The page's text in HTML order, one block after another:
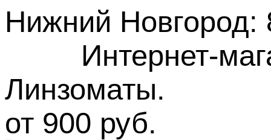
Нижний Новгород:
Интернет-
Линзоматы.
от 900 руб.